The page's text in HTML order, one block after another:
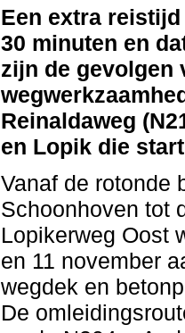
Een extra
30 minuten en
zijn de gevolgen
Reinaldaweg
en Lopik die
Vanaf de rotonde
Schoonhoven tot
Lopikerweg Oost
en 11 november
wegdek en
De